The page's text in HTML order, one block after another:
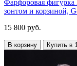
Фарфоровая
зонтом и корзиной,
15 800 руб.
В корзину Купить в